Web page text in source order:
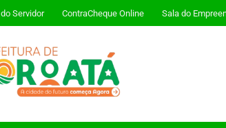
Servidor ContraCheque Online Sala do